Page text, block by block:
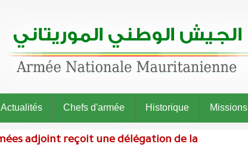
Actualités Chefs d'armée Historique Missions
adjoint reçoit une délégation de la